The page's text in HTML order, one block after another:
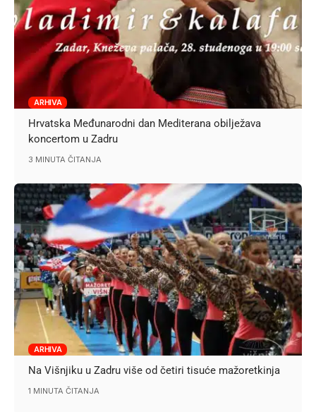
ARHIVA
Hrvatska Međunarodni dan Mediterana obilježava
koncertom u Zadru
3 MINUTA ČITANJA
ARHIVA
Na Višnjiku u Zadru više od četiri tisuće mažoretkinja
1 MINUTA ČITANJA